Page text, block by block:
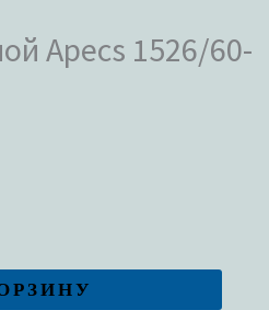
Apecs 1526/60-